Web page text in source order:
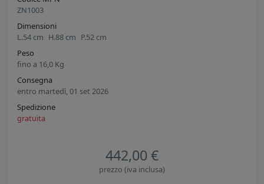
ZN1003
Dimensioni
L.54 cm H.88 cm P.52 cm
Peso
fino a 16,0 Kg
Consegna
entro martedì, 01 set 2026
Spedizione
gratuita
442,00 €
prezzo (iva inclusa)